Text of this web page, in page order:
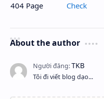
404 Page
Check
About the author
Tôi đi viết blog dạo...